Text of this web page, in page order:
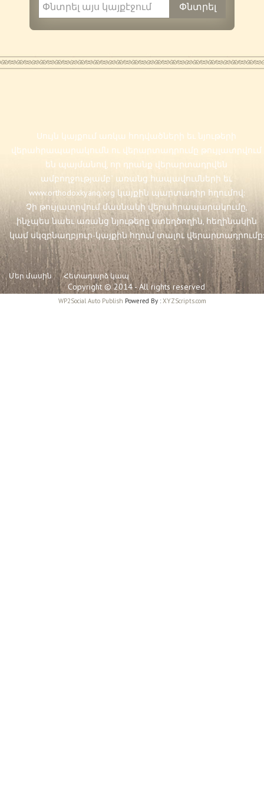
Սույն կայքում առկա հոդվածների եւ նյութերի
վերահրապարակումն ու վերարտադրումը թույլատրվում
են պայմանով, որ դրանք վերարտադրվեն
ամբողջությամբ` առանց հապավումների եւ
www.orthodoxkyanq.org կայքին պարտադիր հղումով:
Չի թույլատրվում մասնակի վերահրապարակումը,
ինչպես նաեւ առանց նյութերը ստեղծողին, հեղինակին
կամ սկզբնաղբյուր-կայքին հղում տալու վերարտադրումը:
Մեր մասին Հետադարձ կապ
Copyright © 2014 - All rights reserved
WP2Social Auto Publish Powered By :XYZScripts.com